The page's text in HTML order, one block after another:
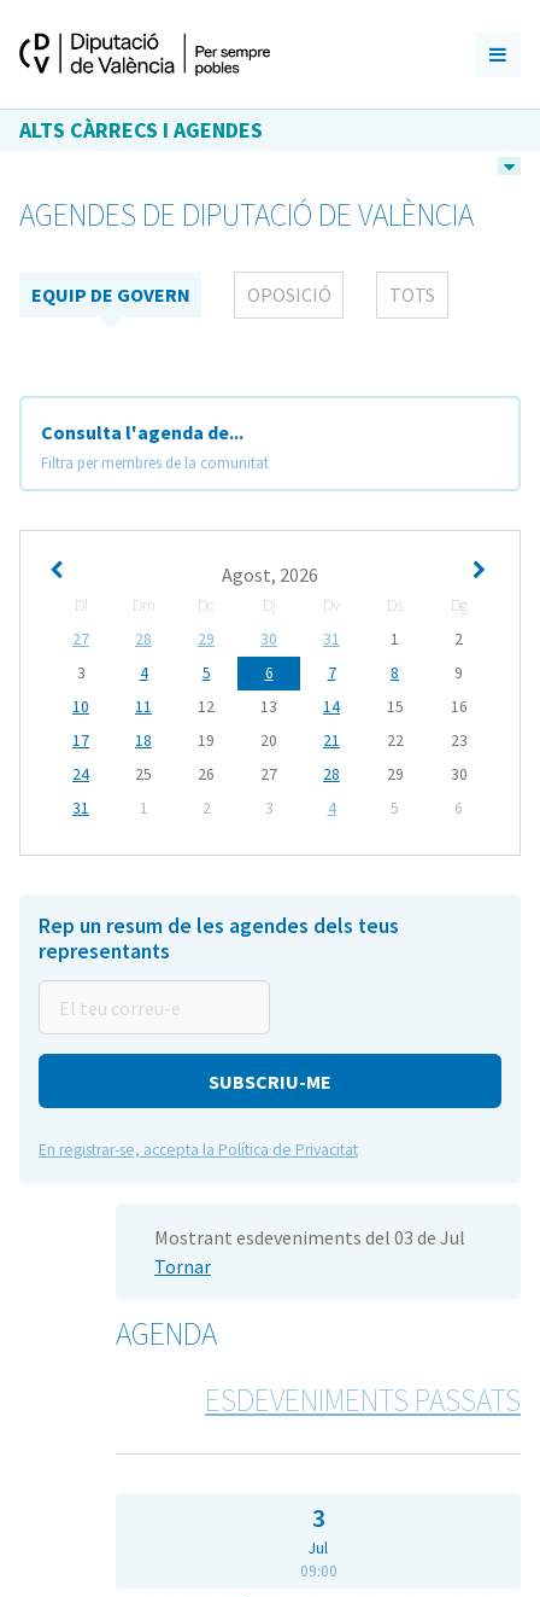
ALTS CÀRRECS I AGENDES
AGENDES DE DIPUTACIÓ DE VALÈNCIA
EQUIP DE GOVERN OPOSICIÓ TOTS
Consulta l'agenda de...
Filtra per membres de la comunitat
Agost, 2026
Dl Dm Dc Dj Dv Ds
Dg
27
28 29 30 31 1
2
3
4 5 6 7 8
9
10
11 12 13 14 15
16
17
18 19 20 21 22
23
24
25 26 27 28 29
30
31
1 2 3 4 5 6
Rep un resum de les agendes dels teus
representants
teu
correu-
En registrar-se, accepta la Política de Privacitat
Mostrant esdeveniments del 03 de Jul
Tornar
AGENDA
ESDEVENIMENTS PASSATS
3
Jul
09:00